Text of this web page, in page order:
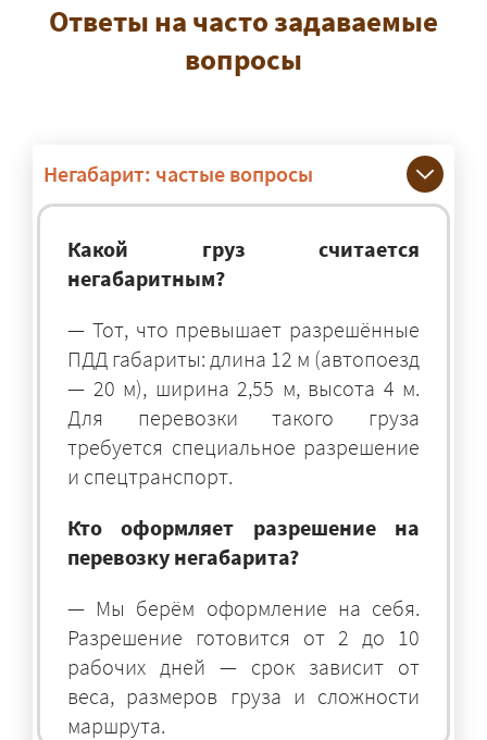
Ответы на часто задаваемые
вопросы
Негабарит: частые вопросы
Какой груз считается
негабаритным?
— Тот, что превышает разрешённые
ПДД габариты: длина 12 м (автопоезд
— 20 м), ширина 2,55 м, высота 4 м.
Для перевозки такого груза
требуется специальное разрешение
и спецтранспорт.
Кто оформляет разрешение на
перевозку негабарита?
— Мы берём оформление на себя.
Разрешение готовится от 2 до 10
рабочих дней — срок зависит от
веса, размеров груза и сложности
маршрута.